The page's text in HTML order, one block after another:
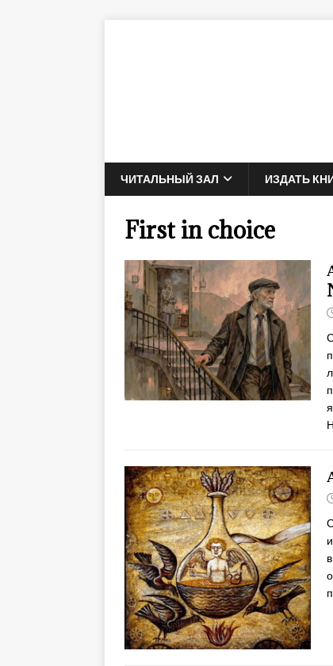
ЧИТАЛЬНЫЙ ЗАЛ ИЗДАТЬ
First in choice